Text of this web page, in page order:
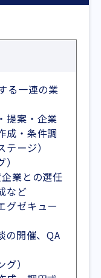
る一連の業
提案・企業
成・条件調
ージ）
業との選任
など
グゼキュー
開催、QA
）